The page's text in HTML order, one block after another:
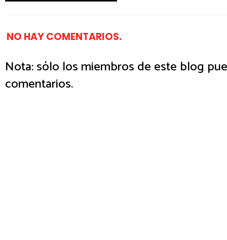
NO HAY COMENTARIOS.
Nota: sólo los miembros de este blog
comentarios.